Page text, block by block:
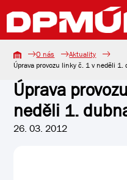
O nás
Aktuality
Úprava provozu linky č. 1 v neděli
Úprava
neděli 1.
26. 03. 2012